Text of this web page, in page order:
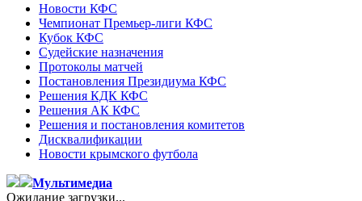
Новости КФС
Чемпионат Премьер-лиги КФС
Кубок КФС
Судейские назначения
Протоколы матчей
Постановления Президиума КФС
Решения КДК КФС
Решения АК КФС
Решения и постановления комитетов
Дисквалификации
Новости крымского футбола
Мультимедиа
Ожидание загрузки...